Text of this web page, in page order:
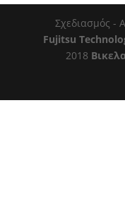
Σχεδιασμός -
Fujitsu
2018